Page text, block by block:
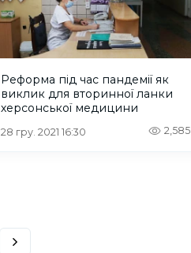
Реформа під час пандемії як
виклик для вторинної ланки
херсонської медицини
28 гру. 2021 16:30 2,585